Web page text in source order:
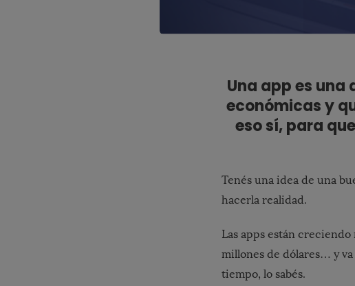
Una app es una
económicas y
eso sí, para
Tenés una idea de una
hacerla realidad.
Las apps están
millones de dólares… y
tiempo, lo sabés.